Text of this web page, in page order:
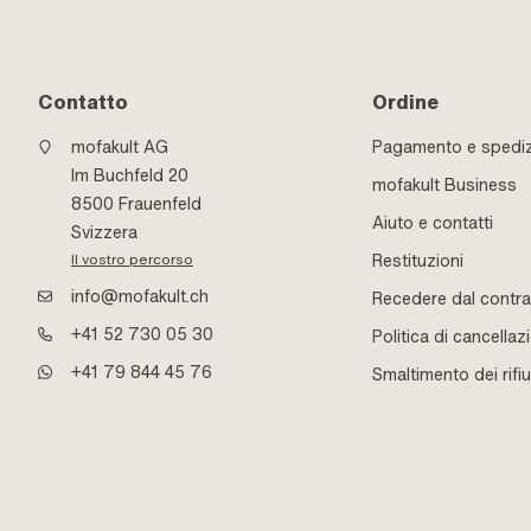
Contatto
mofakult AG
Im Buchfeld 20
8500 Frauenfeld
Svizzera
Il vostro percorso
info@mofakult.ch
+41 52 730 05 30
+41 79 844 45 76
Ordine
Pagamento e
mofakult Business
Aiuto e contatti
Restituzioni
Recedere dal
Politica di
Smaltimento dei